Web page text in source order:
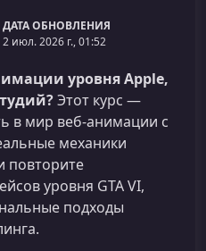
ДАТА ОБНОВЛЕНИЯ
2 июл. 2026 г., 01:52
уровня Apple,
Этот курс —
в мир веб-анимации с
механики
повторите
уровня GTA VI,
подходы